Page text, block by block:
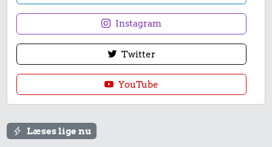
Instagram
Twitter
YouTube
Læses lige nu